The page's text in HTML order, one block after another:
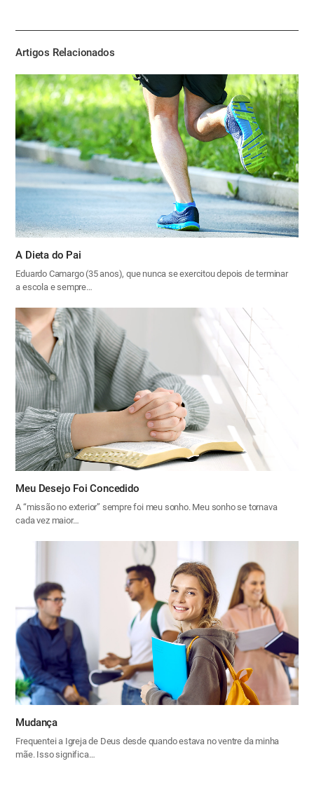
기
Artigos Relacionados
A Dieta do Pai
Eduardo Camargo (35 anos), que nunca se exercitou depois de terminar
a escola e sempre…
Meu Desejo Foi Concedido
A “missão no exterior” sempre foi meu sonho. Meu sonho se tornava
cada vez maior…
Mudança
Frequentei a Igreja de Deus desde quando estava no ventre da minha
mãe. Isso significa…